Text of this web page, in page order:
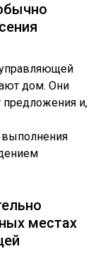
дом. Они
предложения и,
выполнения
местах